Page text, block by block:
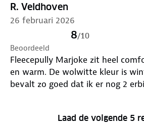
R. Veldhoven
26 februari 2026
8/10
Beoordeeld
Fleecepully Marjoke zit heel
en warm. De wolwitte kleur is winters vrolijk. Het
bevalt zo goed dat ik er nog 2
Laad de volgende 5